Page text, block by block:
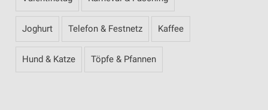
Joghurt Telefon & Festnetz Kaffee
Hund & Katze Töpfe & Pfannen